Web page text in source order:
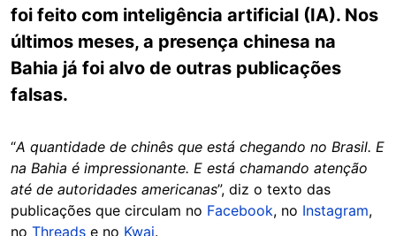
foi feito com inteligência artificial (IA). Nos
últimos meses, a presença chinesa na
Bahia já foi alvo de outras publicações
falsas.
“A quantidade de chinês que está chegando no Brasil. E
na Bahia é impressionante. E está chamando atenção
até de autoridades americanas”, diz o texto das
publicações que circulam no Facebook, no Instagram,
no Threads e no Kwai.